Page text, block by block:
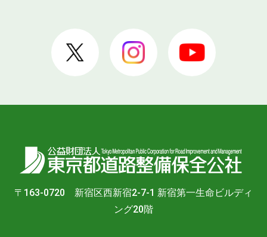
〒163-0720 新宿区西新宿2-7-1 新宿第一生命ビルディ
ング20階